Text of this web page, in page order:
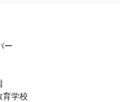
ー
育学校